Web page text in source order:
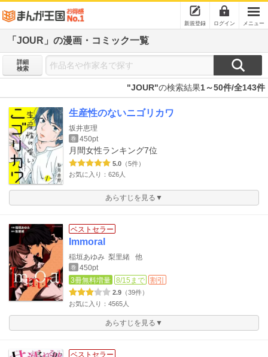
新規登録 ログイン メニュー
「JOUR」の漫画・コミック一覧
詳細
検索
"JOUR"の検索結果1～50件/全143件
生産性のないニゴリカワ
坂井恵理
巻 450pt
月間女性ランキング7位
5.0 （5件）
お気に入り：626人
あらすじを見る▼
ベストセラー
Immoral
稲垣あゆみ 梨里緒 他
巻 450pt
3冊無料増量
8/15まで 割引
2.9 （39件）
お気に入り：4565人
あらすじを見る▼
ベストセラー